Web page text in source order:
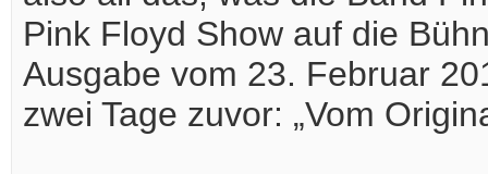
Pink Floyd Show auf die
Ausgabe vom 23. Februar
zwei Tage zuvor: „Vom